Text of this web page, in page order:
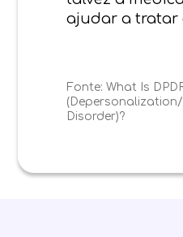
ajudar a tratar
Fonte: What Is
Disorder)?